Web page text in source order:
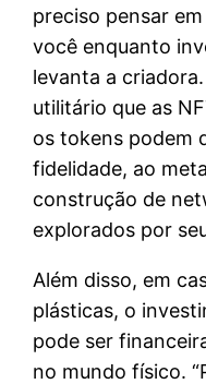
preciso pensar
você enquanto
levanta a
utilitário que as
os tokens podem
fidelidade, ao
construção de
explorados por
Além disso, em
plásticas, o
pode ser
no mundo físico.